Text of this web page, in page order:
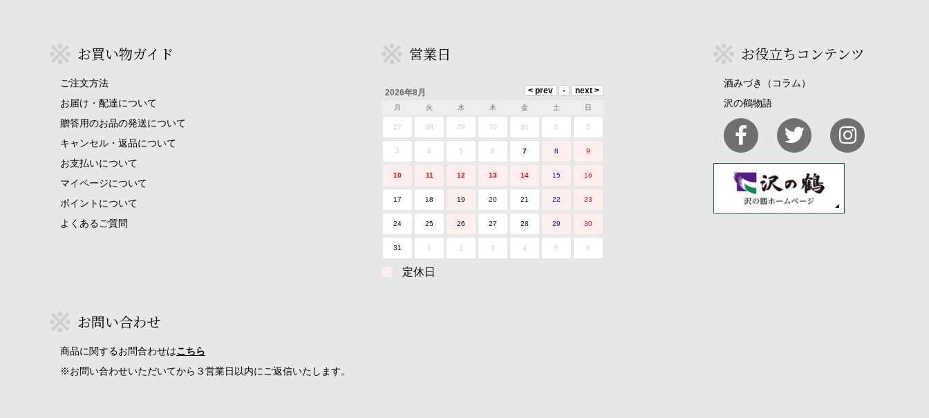
お買い物ガイド
ご注文方法
お届け・配達について
贈答用のお品の発送について
キャンセル・返品について
お支払いについて
マイページについて
ポイントについて
よくあるご質問
営業日
2026年8月
月 火 水 木 金 土 日
27 28 29 30 31 1 2
3 4 5 6 7 8 9
10 11 12 13 14 15 16
17 18 19 20 21 22 23
24 25 26 27 28 29 30
31 1 2 3 4 5 6
定休日
お役立ちコンテンツ
酒みづき（コラム）
沢の鶴物語
お問い合わせ
商品に関するお問合わせはこちら
※お問い合わせいただいてから３営業日以内にご返信いたします。